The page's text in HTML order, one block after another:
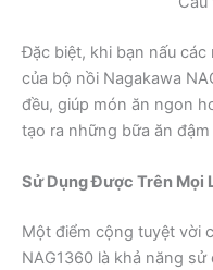
Đặc biệt, khi bạn nấu
của bộ nồi Nagakawa
đều, giúp món ăn ngon
tạo ra những bữa ăn
Sử Dụng Được Trên Mọi
Một điểm cộng tuyệt vời
NAG1360 là khả năng